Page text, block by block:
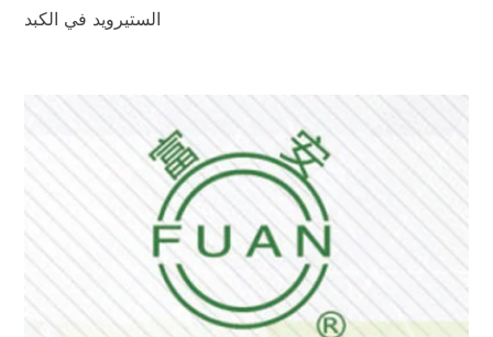
الستيرويد في الكبد